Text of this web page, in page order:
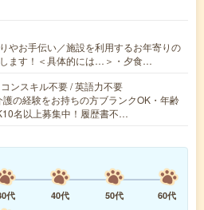
やお手伝い／施設を利用するお年寄りの
ます！＜具体的には…＞・夕食…
ンスキル不要 / 英語力不要
護の経験をお持ちの方ブランクOK・年齢
名以上募集中！履歴書不…
代 40代 50代
60代